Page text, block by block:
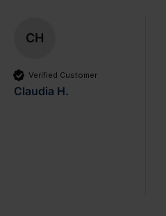
CH
Verified Customer
Claudia H.